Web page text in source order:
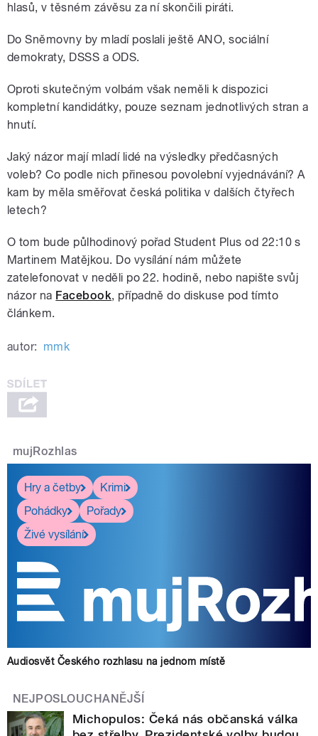
hlasů, v těsném závěsu za ní skončili piráti.
Do Sněmovny by mladí poslali ještě ANO, sociální
demokraty, DSSS a ODS.
Oproti skutečným volbám však neměli k dispozici
kompletní kandidátky, pouze seznam jednotlivých stran a
hnutí.
Jaký názor mají mladí lidé na výsledky předčasných
voleb? Co podle nich přinesou povolební vyjednávání? A
kam by měla směřovat česká politika v dalších čtyřech
letech?
O tom bude půlhodinový pořad Student Plus od 22:10 s
Martinem Matějkou. Do vysílání nám můžete
zatelefonovat v neděli po 22. hodině, nebo napište svůj
názor na Facebook, případně do diskuse pod tímto
článkem.
autor: mmk
mujRozhlas
Hry a četby
Krimi
Pohádky
Pořady
Živé vysílání
Audiosvět Českého rozhlasu na jednom místě
NEJPOSLOUCHANĚJŠÍ
Michopulos: Čeká nás občanská válka